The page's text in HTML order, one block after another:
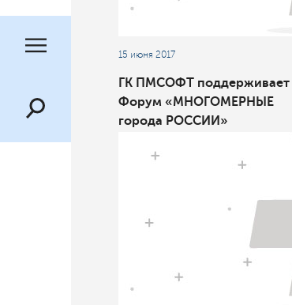
15 июня 2017
ГК ПМСОФТ поддерживает
Форум «МНОГОМЕРНЫЕ
города РОССИИ»